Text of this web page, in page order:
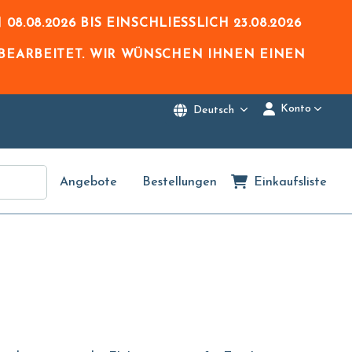
08.08.2026BIS EINSCHLIESSLICH 23.08.2026
WIR WÜNSCHEN IHNEN EINEN
Deutsch Konto
Angebote Bestellungen Einkaufsliste